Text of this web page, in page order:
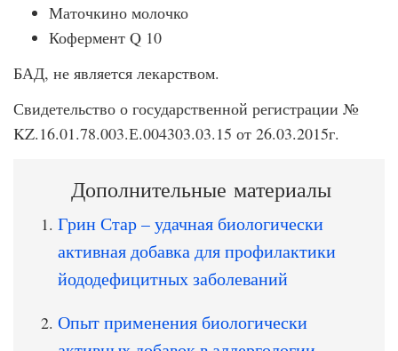
Маточкино молочко
Кофермент Q 10
БАД, не является лекарством.
Свидетельство о государственной регистрации №
KZ.16.01.78.003.Е.004303.03.15 от 26.03.2015г.
Дополнительные материалы
Грин Стар – удачная биологически
активная добавка для профилактики
йододефицитных заболеваний
Опыт применения биологически